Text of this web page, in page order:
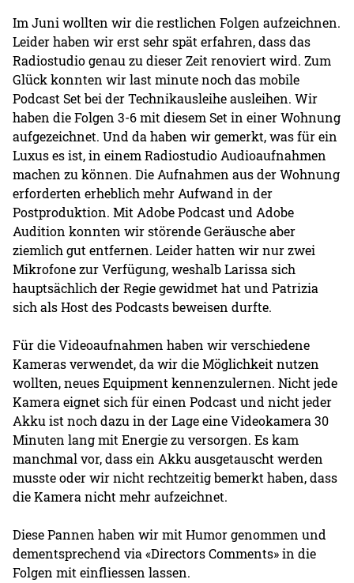
Im Juni wollten wir die restlichen Folgen aufzeichnen.
Leider haben wir erst sehr spät erfahren, dass das
Radiostudio genau zu dieser Zeit renoviert wird. Zum
Glück konnten wir last minute noch das mobile
Podcast Set bei der Technikausleihe ausleihen. Wir
haben die Folgen 3-6 mit diesem Set in einer Wohnung
aufgezeichnet. Und da haben wir gemerkt, was für ein
Luxus es ist, in einem Radiostudio Audioaufnahmen
machen zu können. Die Aufnahmen aus der Wohnung
erforderten erheblich mehr Aufwand in der
Postproduktion. Mit Adobe Podcast und Adobe
Audition konnten wir störende Geräusche aber
ziemlich gut entfernen. Leider hatten wir nur zwei
Mikrofone zur Verfügung, weshalb Larissa sich
hauptsächlich der Regie gewidmet hat und Patrizia
sich als Host des Podcasts beweisen durfte.
Für die Videoaufnahmen haben wir verschiedene
Kameras verwendet, da wir die Möglichkeit nutzen
wollten, neues Equipment kennenzulernen. Nicht jede
Kamera eignet sich für einen Podcast und nicht jeder
Akku ist noch dazu in der Lage eine Videokamera 30
Minuten lang mit Energie zu versorgen. Es kam
manchmal vor, dass ein Akku ausgetauscht werden
musste oder wir nicht rechtzeitig bemerkt haben, dass
die Kamera nicht mehr aufzeichnet.
Diese Pannen haben wir mit Humor genommen und
dementsprechend via «Directors Comments» in die
Folgen mit einfliessen lassen.